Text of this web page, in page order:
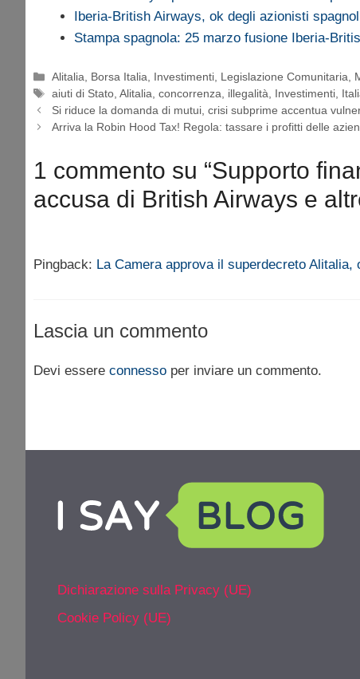
Iberia-British Airways, ok degli azionisti
Stampa spagnola: 25 marzo fusione Iberia-
Categorie
Alitalia, Borsa Italia, Investimenti, Legislazione Comunitaria,
Tag
aiuti di Stato,Alitalia,concorrenza, illegalità, Investimenti,
Si riduce la domanda di mutui, crisi subprime accentua
Arriva la Robin Hood Tax! Regola: tassare i profitti delle
1 commento su “Supporto
accusa di British Airways e
Pingback: La Camera approva il superdecreto
Lascia un commento
Devi essere connesso per inviare un commento.
Dichiarazione sulla Privacy (UE)
Cookie Policy (UE)